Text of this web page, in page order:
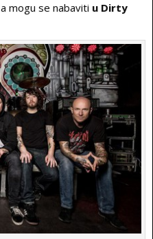
a mogu se nabaviti u Dirty